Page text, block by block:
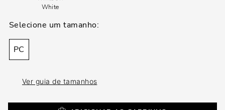
White
PC
Ver guia de tamanhos